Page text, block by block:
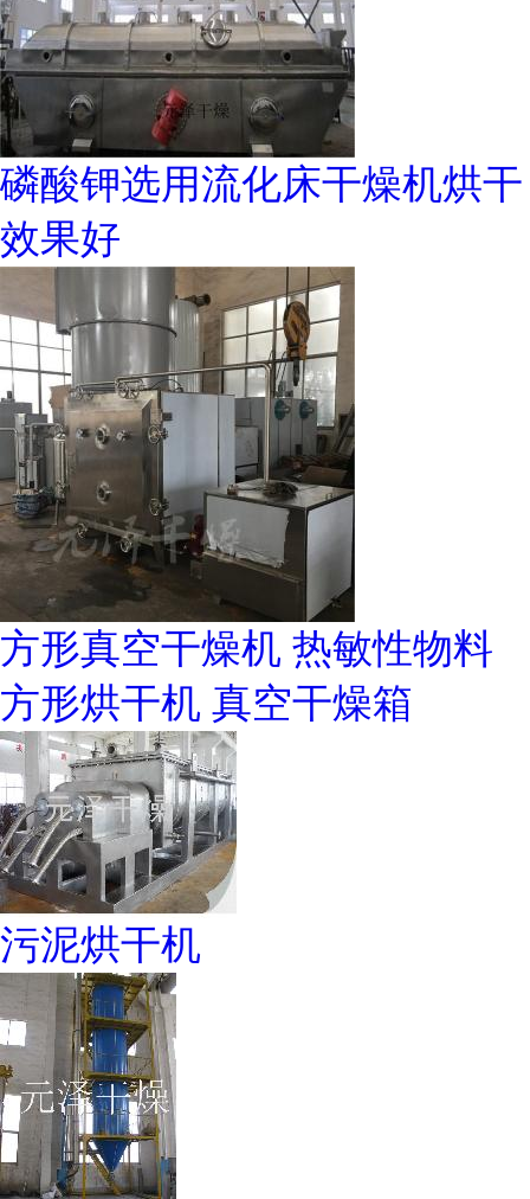
磷酸钾选用流化床干燥机烘干
效果好
方形真空干燥机 热敏性物料
方形烘干机 真空干燥箱
污泥烘干机